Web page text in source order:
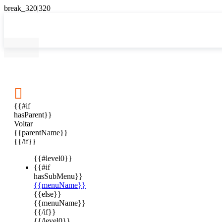

{{#if
hasParent}}
Voltar
{{parentName}}
{{/if}}
{{#level0}}
{{#if
hasSubMenu}}
{{menuName}}
{{else}}
{{menuName}}
{{/if}}